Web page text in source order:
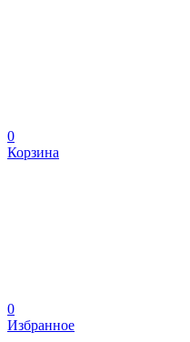
0
Корзина
0
Избранное